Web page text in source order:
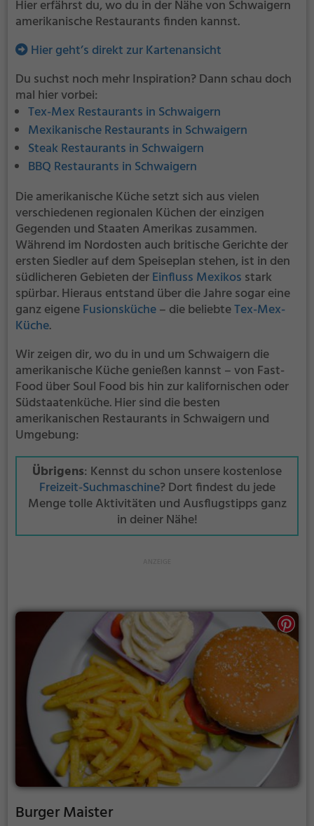
Hier erfährst du, wo du in der Nähe von Schwaigern
amerikanische Restaurants finden kannst.
Hier geht’s direkt zur Kartenansicht
Du suchst noch mehr Inspiration? Dann schau doch
mal hier vorbei:
Tex-Mex Restaurants in Schwaigern
Mexikanische Restaurants in Schwaigern
Steak Restaurants in Schwaigern
BBQ Restaurants in Schwaigern
Die amerikanische Küche setzt sich aus vielen
verschiedenen regionalen Küchen der einzigen
Gegenden und Staaten Amerikas zusammen.
Während im Nordosten auch britische Gerichte der
ersten Siedler auf dem Speiseplan stehen, ist in den
südlicheren Gebieten derEinfluss Mexikos stark
spürbar. Hieraus entstand über die Jahre sogar eine
ganz eigeneFusionsküche– die beliebteTex-Mex-
Küche.
Wir zeigen dir, wo du in und um Schwaigern die
amerikanische Küche genießen kannst – von Fast-
Food über Soul Food bis hin zur kalifornischen oder
Südstaatenküche. Hier sind die besten
amerikanischen Restaurants in Schwaigern und
Umgebung:
Übrigens: Kennst du schon unsere kostenlose
Freizeit-Suchmaschine? Dort findest du jede
Menge tolle Aktivitäten und Ausflugstipps ganz
in deiner Nähe!
Burger Maister